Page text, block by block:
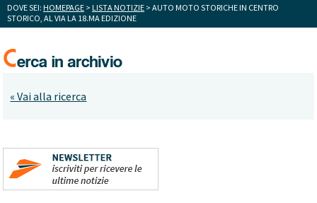
DOVE SEI: HOMEPAGE > LISTA NOTIZIE > AUTO MOTO STORICHE IN CENTRO
STORICO, AL VIA LA 18.MA EDIZIONE
« Vai alla ricerca